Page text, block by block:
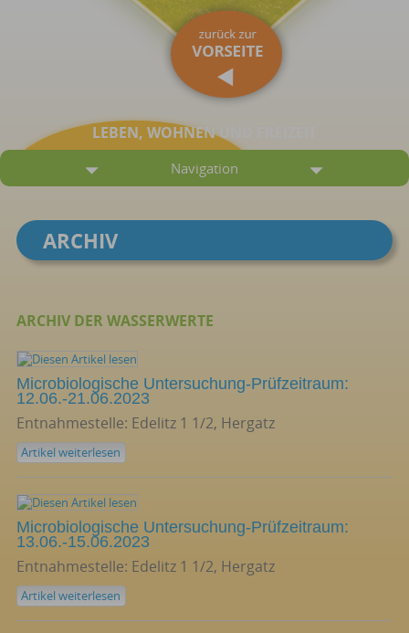
LEBEN, WOHNEN UND FREIZEIT
Navigation
ARCHIV
ARCHIV DER WASSERWERTE
Microbiologische Untersuchung-Prüfzeitraum:
12.06.-21.06.2023
Entnahmestelle: Edelitz 1 1/2, Hergatz
Artikel weiterlesen
Microbiologische Untersuchung-Prüfzeitraum:
13.06.-15.06.2023
Entnahmestelle: Edelitz 1 1/2, Hergatz
Artikel weiterlesen